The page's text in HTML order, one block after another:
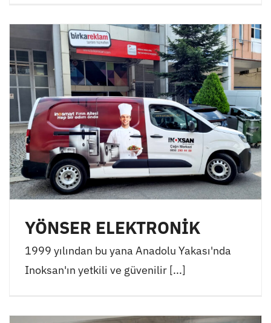
YÖNSER ELEKTRONİK
1999 yılından bu yana Anadolu Yakası'nda
Inoksan'ın yetkili ve güvenilir [...]